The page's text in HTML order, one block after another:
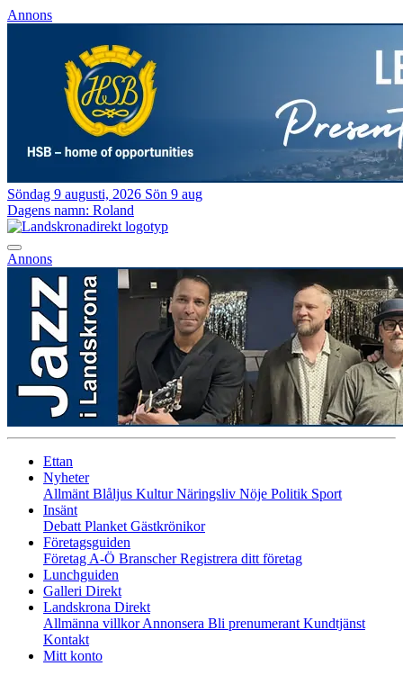
Annons
Söndag 9 augusti, 2026 Sön 9 aug
Dagens namn: Roland
Annons
Ettan
Nyheter
Allmänt Blåljus KulturNäringsliv Nöje Politik Sport
Insänt
Debatt Planket Gästkrönikor
Företagsguiden
Företag A-Ö BranscherRegistrera ditt företag
Lunchguiden
Galleri Direkt
Landskrona Direkt
Allmänna villkorAnnonsera Bli prenumerant Kundtjänst
Kontakt
Mitt konto